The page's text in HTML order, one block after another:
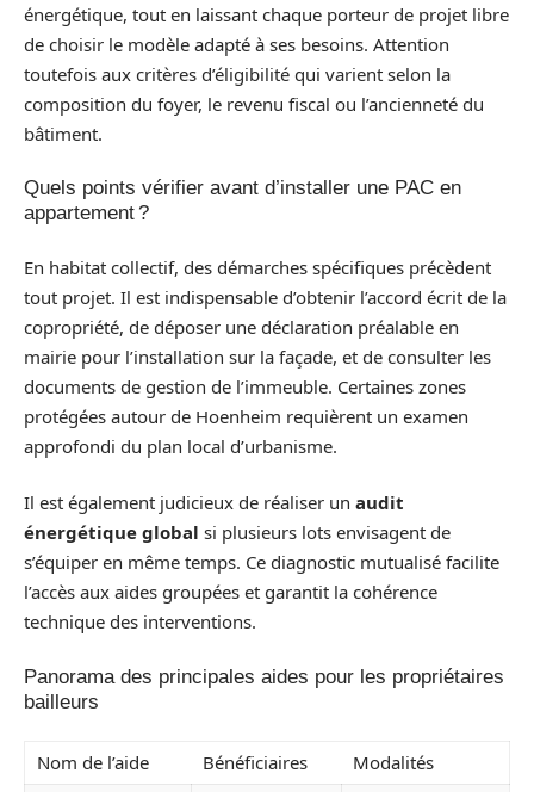
énergétique, tout en laissant chaque porteur de projet libre
de choisir le modèle adapté à ses besoins. Attention
toutefois aux critères d’éligibilité qui varient selon la
composition du foyer, le revenu fiscal ou l’ancienneté du
bâtiment.
Quels points vérifier avant d’installer une PAC en
appartement ?
En habitat collectif, des démarches spécifiques précèdent
tout projet. Il est indispensable d’obtenir l’accord écrit de la
copropriété, de déposer une déclaration préalable en
mairie pour l’installation sur la façade, et de consulter les
documents de gestion de l’immeuble. Certaines zones
protégées autour de Hoenheim requièrent un examen
approfondi du plan local d’urbanisme.
Il est également judicieux de réaliser un audit
énergétique global si plusieurs lots envisagent de
s’équiper en même temps. Ce diagnostic mutualisé facilite
l’accès aux aides groupées et garantit la cohérence
technique des interventions.
Panorama des principales aides pour les propriétaires
bailleurs
Nom de l’aide Bénéficiaires Modalités